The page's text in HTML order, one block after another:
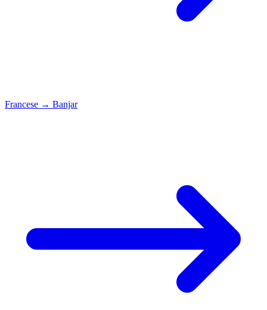
Francese → Banjar